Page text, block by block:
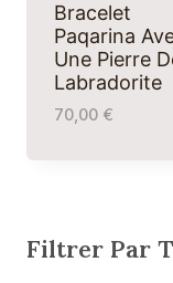
Bracelet
Paqarina
Une Pierre
Labradorite
70,00 €
Filtrer Par